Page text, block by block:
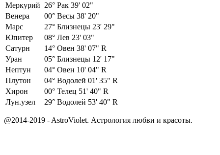
Меркурий 26° Рак 39' 02"
Венера
00° Весы 38' 20"
Марс
27° Близнецы 23' 29"
Юпитер
08° Лев 23' 03"
Сатурн
14° Овен 38' 07" R
Уран
05° Близнецы 12' 17"
Нептун
04° Овен 10' 04" R
Плутон
04° Водолей 01' 35" R
Хирон
00° Телец 51' 40" R
Лун.узел
29° Водолей 53' 40" R
@2014-2019 - AstroViolet. Астрология любви и красоты.